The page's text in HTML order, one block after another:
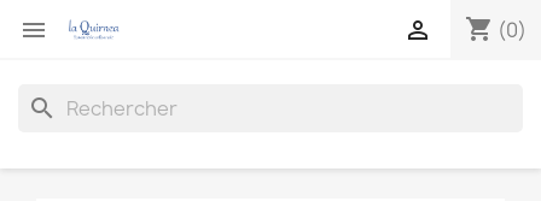
 shopping_cart (0)

search